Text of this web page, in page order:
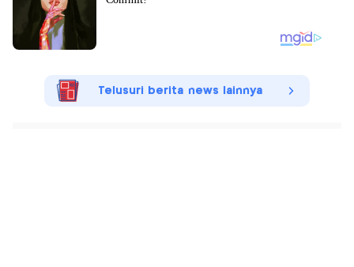
Telusuri berita news lainnya